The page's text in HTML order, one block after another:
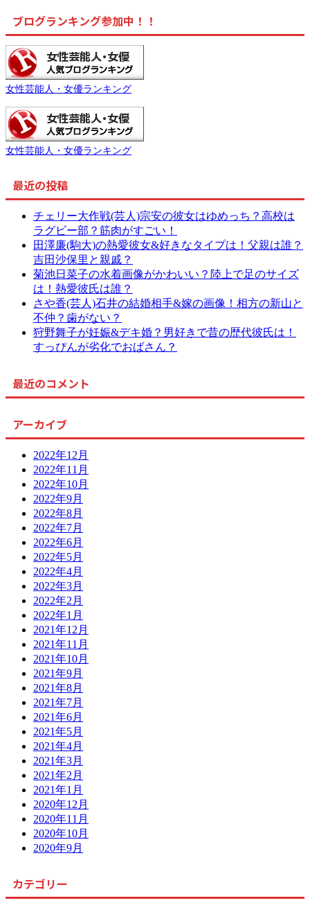
ブログランキング参加中！！
女性芸能人・女優ランキング
女性芸能人・女優ランキング
最近の投稿
チェリー大作戦(芸人)宗安の彼女はゆめっち？高校は
ラグビー部？筋肉がすごい！
田澤廉(駒大)の熱愛彼女&好きなタイプは！父親は誰？
吉田沙保里と親戚？
菊池日菜子の水着画像がかわいい？陸上で足のサイズ
は！熱愛彼氏は誰？
さや香(芸人)石井の結婚相手&嫁の画像！相方の新山と
不仲？歯がない？
狩野舞子が妊娠&デキ婚？男好きで昔の歴代彼氏は！
すっぴんが劣化でおばさん？
最近のコメント
アーカイブ
2022年12月
2022年11月
2022年10月
2022年9月
2022年8月
2022年7月
2022年6月
2022年5月
2022年4月
2022年3月
2022年2月
2022年1月
2021年12月
2021年11月
2021年10月
2021年9月
2021年8月
2021年7月
2021年6月
2021年5月
2021年4月
2021年3月
2021年2月
2021年1月
2020年12月
2020年11月
2020年10月
2020年9月
カテゴリー